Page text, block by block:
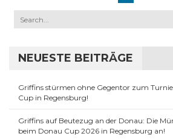
NEUESTE BEITRÄGE
Griffins stürmen ohne Gegentor zum
Cup in Regensburg!
Griffins auf Beutezug an der Donau: Die
beim Donau Cup 2026 in Regensburg an!